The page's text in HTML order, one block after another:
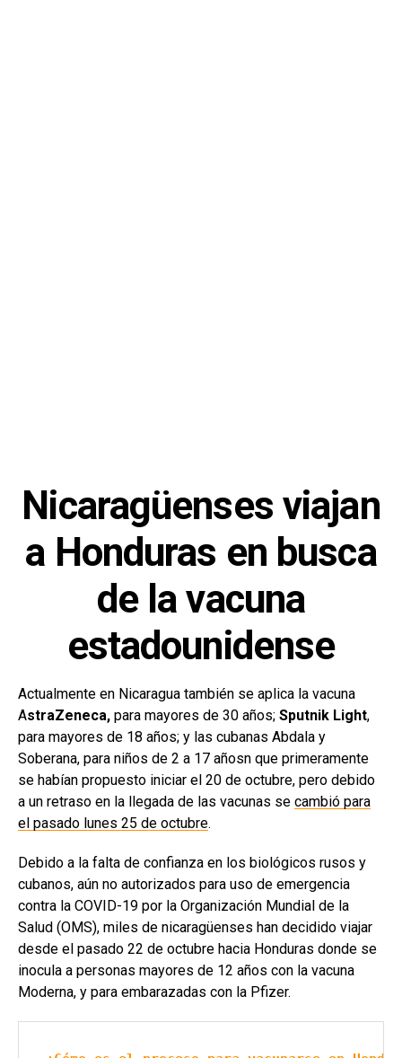
Nicaragüenses viajan
a Honduras en busca
de la vacuna
estadounidense
Actualmente en Nicaragua también se aplica la vacuna
AstraZeneca, para mayores de 30 años; Sputnik Light,
para mayores de 18 años; y las cubanas Abdala y
Soberana, para niños de 2 a 17 añosn que primeramente
se habían propuesto iniciar el 20 de octubre, pero debido
a un retraso en la llegada de las vacunas se cambió para
el pasado lunes 25 de octubre.
Debido a la falta de confianza en los biológicos rusos y
cubanos, aún no autorizados para uso de emergencia
contra la COVID-19 por la Organización Mundial de la
Salud (OMS), miles de nicaragüenses han decidido viajar
desde el pasado 22 de octubre hacia Honduras donde se
inocula a personas mayores de 12 años con la vacuna
Moderna, y para embarazadas con la Pfizer.